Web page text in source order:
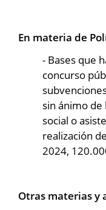
En materia de
- Bases que
concurso
sin ánimo
social o
realización
2024,
Otras materias y